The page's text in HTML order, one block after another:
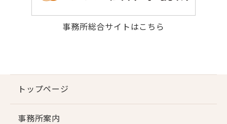
事務所総合サイトはこちら
トップページ
事務所案内